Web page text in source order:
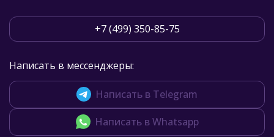
+7 (499) 350-85-75
Написать в мессенджеры:
Написать в Telegram
Написать в Whatsapp